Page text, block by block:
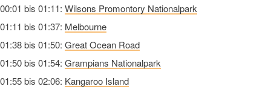
00:01 bis 01:11: Wilsons Promontory Nationalpark
01:11 bis 01:37: Melbourne
01:38 bis 01:50: Great Ocean Road
01:50 bis 01:54: Grampians Nationalpark
01:55 bis 02:06: Kangaroo Island